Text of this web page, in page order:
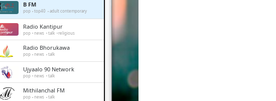
B FM
pop top40 adult contemporary
Radio Kantipur
pop news talk religious
Radio Bhorukawa
pop news talk
Ujyaalo 90 Network
pop news talk
Mithilanchal FM
pop news talk